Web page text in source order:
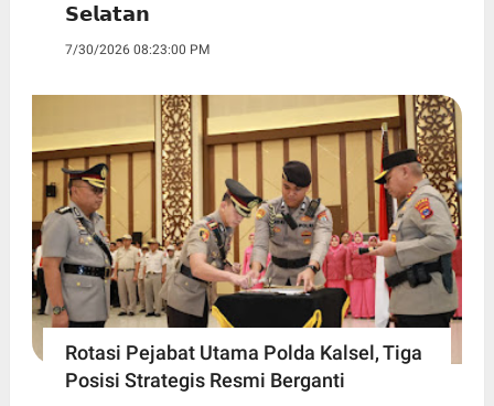
𝗦𝗲𝗹𝗮𝘁𝗮𝗻
7/30/2026 08:23:00 PM
Rotasi Pejabat Utama Polda Kalsel, Tiga
Posisi Strategis Resmi Berganti